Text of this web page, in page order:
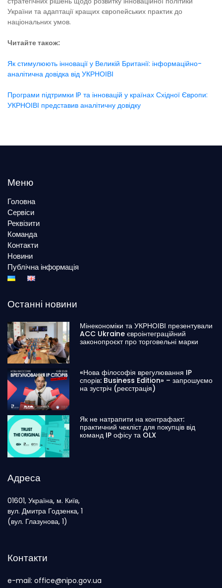
України та адаптації кращих європейських практик до
національних умов.
Читайте також:
Як стимулюють інновації у Великій Британії: інформаційно-
аналітична довідка від УКРНОІВІ
Програми підтримки IP та інновацій у країнах Східної Європи:
УКРНОІВІ представив аналітичну довідку
Меню
Головна
Сервіси
Реквізити
Команда
Контакти
Новини
Публічна інформація
Останні новини
Мінекономіки та УКРНОІВІ презентували
ACC Ukraine євроінтеграційний
законопроєкт про торговельні марки
«Нова філософія врегулювання IP
спорів: Business Edition» – запрошуємо
на зустріч (реєстрація)
Як не натрапити на контрафакт:
практичний чекліст для покупців від
команд IP офісу та OLX
Адреса
01601, Україна, м. Київ,
вул. Дмитра Годзенка, 1
(вул. Глазунова, 1)
Контакти
e-mail: office@nipo.gov.ua